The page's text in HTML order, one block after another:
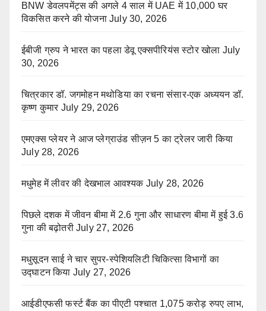
BNW डेवलपमेंट्स की अगले 4 साल में UAE में 10,000 घर
विकसित करने की योजना July 30, 2026
ईबीजी ग्रुप ने भारत का पहला डेवू एक्सपीरियंस स्टोर खोला July
30, 2026
चित्रकार डॉ. जगमोहन मथोडिया का रचना संसार-एक अध्ययन डॉ.
कृष्ण कुमार July 29, 2026
एमएक्स प्लेयर ने आज प्लेग्राउंड सीज़न 5 का ट्रेलर जारी किया
July 28, 2026
मधुमेह में लीवर की देखभाल आवश्यक July 28, 2026
पिछले दशक में जीवन बीमा में 2.6 गुना और साधारण बीमा में हुई 3.6
गुना की बढ़ोतरी July 27, 2026
मधुसूदन साई ने चार सुपर-स्पेशियलिटी चिकित्सा विभागों का
उद्घाटन किया July 27, 2026
आईडीएफसी फर्स्ट बैंक का पीएटी पश्चात 1,075 करोड़ रुपए लाभ,